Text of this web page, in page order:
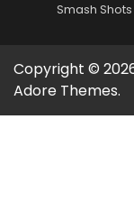
Smash
Copyright ©
Adore Themes.